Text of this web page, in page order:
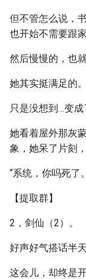
但不管怎么说，
也开始不需要跟
然后慢慢的，也
她其实挺满足的。
只是没想到…变成
她看着屋外那灰
象，她呆了片刻
“系统，你吗死了
【提取群】
2，剑仙（2）。
好声好气搭话半
这会儿，却终是开